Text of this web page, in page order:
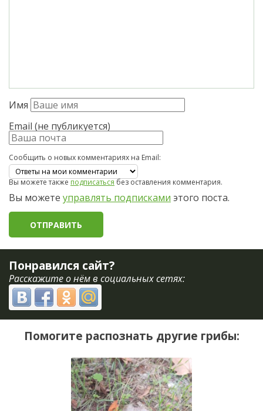
Имя
Email (не публикуется)
Сообщить о новых комментариях на Email:
Вы можете такжеподписатьсябез оставления комментария.
Вы можете управлять подписками этого поста.
Понравился сайт?
Расскажите о нём в социальных сетях:
Помогите распознать другие грибы: